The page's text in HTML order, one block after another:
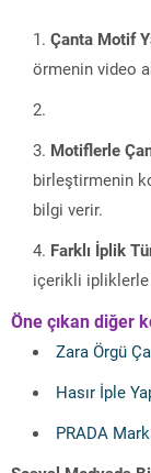
Çanta Motif
örmenin video
Motiflerle
birleştirmenin
bilgi verir.
Farklı İplik
içerikli ipliklerle
Öne çıkan diğer
Zara Örgü
Hasır İple
PRADA